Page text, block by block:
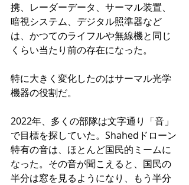
携、レーダーデータ、サーマル装置、
暗視システム、デジタル照準器など
は、かつてのライフルや無線機と同じ
くらい当たり前の存在になった。
特に大きく変化したのはサーマル光学
機器の役割だ。
2022年、多くの部隊は文字通り「音」
で目標を探していた。Shahedドローン
特有の音は、ほとんど国民的ミームに
なった。その音が聞こえると、国民の
半分は窓を見るようになり、もう半分